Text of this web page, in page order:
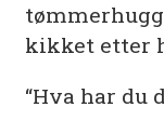
kikket etter
“Hva har du